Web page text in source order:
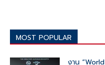
MOST POPULAR
งาน